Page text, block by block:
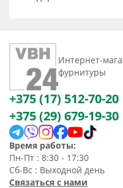
Интернет-
фурнитуры
+375 (17) 512-70-20
+375 (29) 679-19-30
Время работы:
Пн-Пт : 8:30 - 17:30
Сб-Вс : Выходной день
Связаться с нами